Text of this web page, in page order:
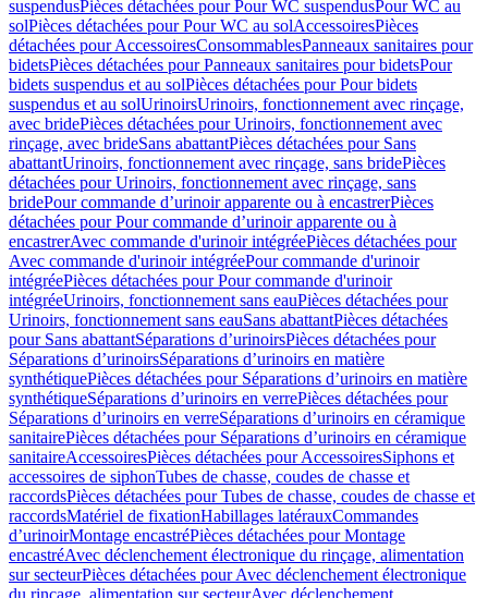
suspendusPièces détachées pour Pour WC suspendusPour WC au
solPièces détachées pour Pour WC au solAccessoiresPièces
détachées pour AccessoiresConsommablesPanneaux sanitaires pour
bidetsPièces détachées pour Panneaux sanitaires pour bidetsPour
bidets suspendus et au solPièces détachées pour Pour bidets
suspendus et au solUrinoirsUrinoirs, fonctionnement avec rinçage,
avec bridePièces détachées pour Urinoirs, fonctionnement avec
rinçage, avec brideSans abattantPièces détachées pour Sans
abattantUrinoirs, fonctionnement avec rinçage, sans bridePièces
détachées pour Urinoirs, fonctionnement avec rinçage, sans
bridePour commande d’urinoir apparente ou à encastrerPièces
détachées pour Pour commande d’urinoir apparente ou à
encastrerAvec commande d'urinoir intégréePièces détachées pour
Avec commande d'urinoir intégréePour commande d'urinoir
intégréePièces détachées pour Pour commande d'urinoir
intégréeUrinoirs, fonctionnement sans eauPièces détachées pour
Urinoirs, fonctionnement sans eauSans abattantPièces détachées
pour Sans abattantSéparations d’urinoirsPièces détachées pour
Séparations d’urinoirsSéparations d’urinoirs en matière
synthétiquePièces détachées pour Séparations d’urinoirs en matière
synthétiqueSéparations d’urinoirs en verrePièces détachées pour
Séparations d’urinoirs en verreSéparations d’urinoirs en céramique
sanitairePièces détachées pour Séparations d’urinoirs en céramique
sanitaireAccessoiresPièces détachées pour AccessoiresSiphons et
accessoires de siphonTubes de chasse, coudes de chasse et
raccordsPièces détachées pour Tubes de chasse, coudes de chasse et
raccordsMatériel de fixationHabillages latérauxCommandes
dʼurinoirMontage encastréPièces détachées pour Montage
encastréAvec déclenchement électronique du rinçage, alimentation
sur secteurPièces détachées pour Avec déclenchement électronique
du rinçage, alimentation sur secteurAvec déclenchement